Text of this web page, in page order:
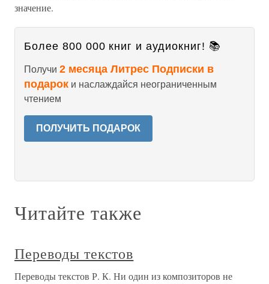
значение.
Более 800 000 книг и аудиокниг! 📚
Получи 2 месяца Литрес Подписки в
подарок и наслаждайся неограниченным
чтением
ПОЛУЧИТЬ ПОДАРОК
Читайте также
Переводы текстов
Переводы текстов Р. К. Ни один из композиторов не